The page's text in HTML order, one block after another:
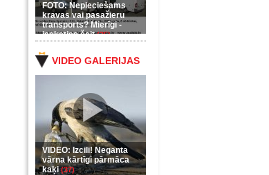
FOTO: Nepieciešams
kravas vai pasažieru
transports? Mierīgi -
ieskaties šeit(35)
VIDEO GALERIJAS
VIDEO: Izcili! Neganta
vārna kārtīgi pārmāca
kaķi(37)